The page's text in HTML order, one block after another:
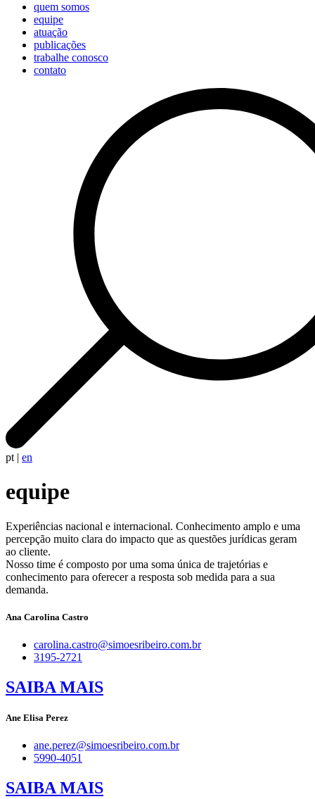
quem somos
equipe
atuação
publicações
trabalhe conosco
contato
pt | en
equipe
Experiências nacional e internacional. Conhecimento amplo e uma
percepção muito clara do impacto que as questões jurídicas geram
ao cliente.
Nosso time é composto por uma soma única de trajetórias e
conhecimento para oferecer a resposta sob medida para a sua
demanda.
Ana Carolina Castro
carolina.castro@simoesribeiro.com.br
3195-2721
SAIBA MAIS
Ane Elisa Perez
ane.perez@simoesribeiro.com.br
5990-4051
SAIBA MAIS